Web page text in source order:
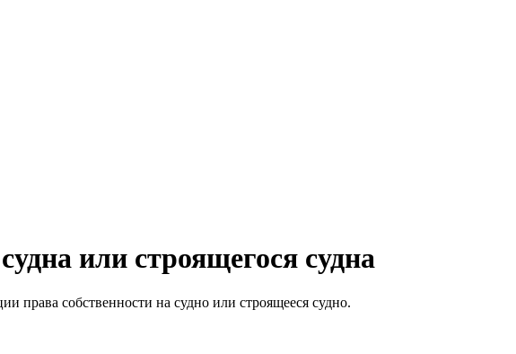
или строящегося судна
права собственности на судно или строящееся судно.